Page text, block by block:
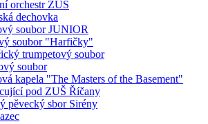
orchestr ZUŠ
dechovka
soubor JUNIOR
soubor "Harfičky"
trumpetový soubor
soubor
kapela "The Masters of the Basement"
pod ZUŠ Říčany
pěvecký sbor Sirény